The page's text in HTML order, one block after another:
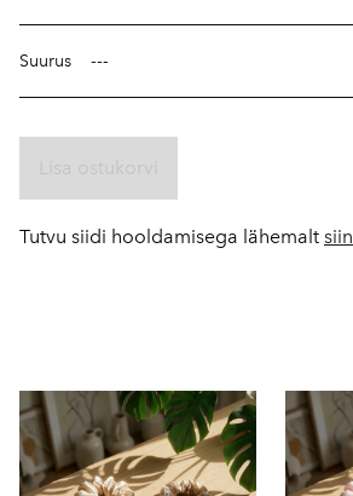
Suurus
Tutvu siidi hooldamisega lähemalt siin